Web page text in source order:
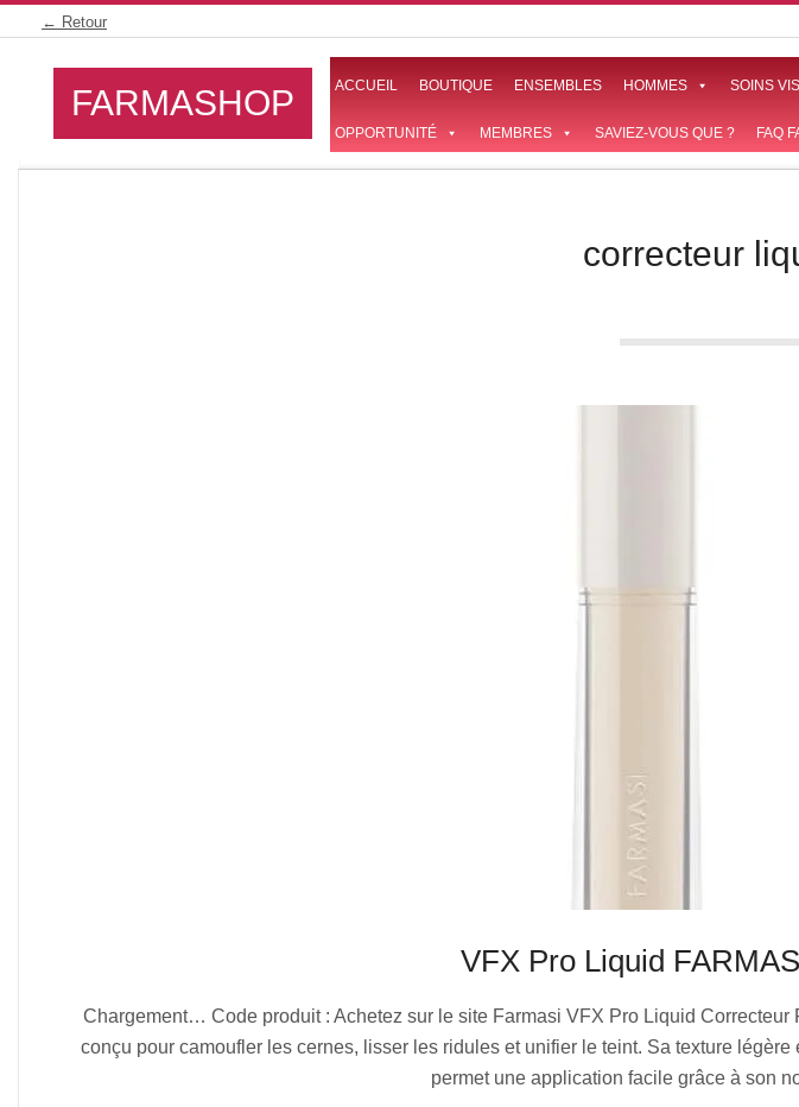
← Retour
FARMASHOP ACCUEIL BOUTIQUE ENSEMBLES HOMMES SOINS
OPPORTUNITÉ MEMBRES SAVIEZ-VOUS QUE ? FAQ
correcteur
VFX Pro Liquid
07-
04
Chargement… Code produit : Achetez sur le site Farmasi VFX Pro Liquid Correcteur
conçu pour camoufler les cernes, lisser les ridules et unifier le teint. Sa texture légère
permet une application facile grâce à son